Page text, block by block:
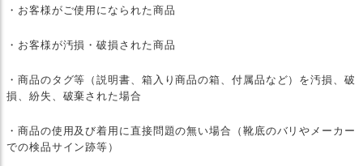
・お客様がご使用になられた商品
・お客様が汚損・破損された商品
・商品のタグ等（説明書、箱入り商品の箱、付属品など）を汚損、破
損、紛失、破棄された場合
・商品の使用及び着用に直接問題の無い場合（靴底のバリやメーカー
での検品サイン跡等）